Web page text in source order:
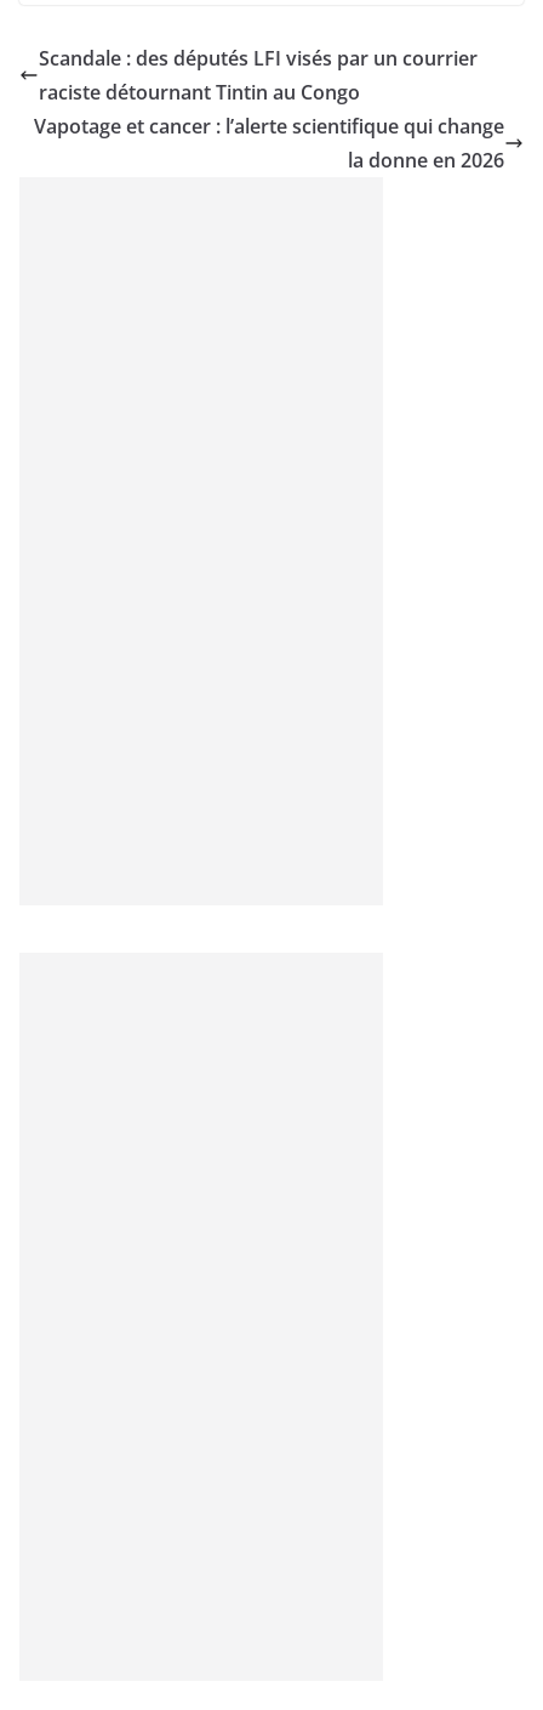
Scandale : des députés LFI visés par un courrier
raciste détournant Tintin au Congo
Vapotage et cancer : l’alerte scientifique qui change
la donne en 2026